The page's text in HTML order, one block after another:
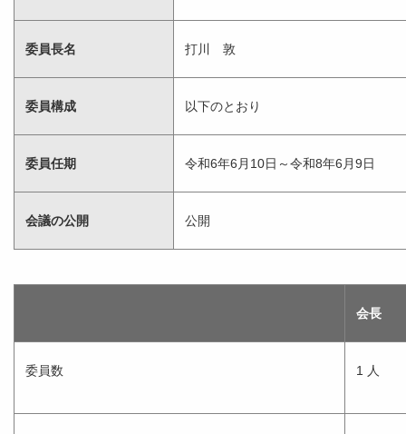
委員長名 打川 敦
委員構成 以下のとおり
委員任期 令和6年6月10日～令和8年6月9日
会議の公開 公開
会長
委員数 1 人